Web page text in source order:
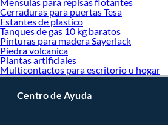
Cerraduras para puertas Tesa
Estantes de plastico
Tanques de gas 10 kg baratos
Pinturas para madera Sayerlack
Piedra volcanica
Plantas artificiales
Multicontactos para escritorio u hogar
Centro de Ayuda